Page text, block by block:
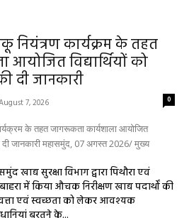
नियंत्रण कार्यक्रम के तहत
विद्यार्थियों को
दी जानकारी
7, 2026 0
के तहत जागरूकता कार्यशाला आयोजित
दी जानकारी महासमुंद, 07 अगस्त 2026/ मुख्य
खाद्य सुरक्षा विभाग द्वारा पिथौरा एवं
में किया औचक निरीक्षण खाद्य पदार्थों की
एवं स्वच्छता को लेकर आवश्यक